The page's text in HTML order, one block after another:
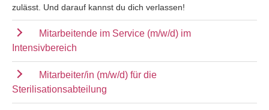
zulässt. Und darauf kannst du dich verlassen!
Mitarbeitende im Service (m/w/d) im
Intensivbereich
Mitarbeiter/in (m/w/d) für die
Sterilisationsabteilung